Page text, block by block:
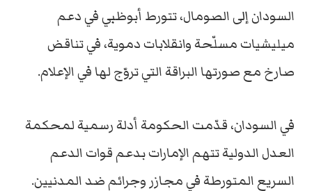
السودان إلى الصومال، تتورط أبوظبي في دعم
ميليشيات مسلّحة وانقلابات دموية، في تناقض
صارخ مع صورتها البراقة التي تروّج لها في الإعلام.
في السودان، قدّمت الحكومة أدلة رسمية لمحكمة
العدل الدولية تتهم الإمارات بدعم قوات الدعم
السريع المتورطة في مجازر وجرائم ضد المدنيين.